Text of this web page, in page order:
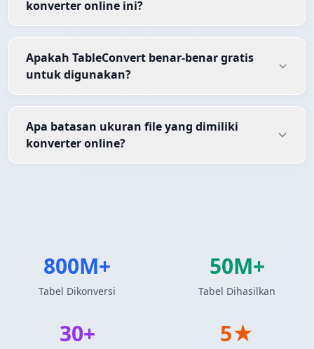
konverter online ini?
Apakah TableConvert benar-benar gratis
untuk digunakan?
Apa batasan ukuran file yang dimiliki
konverter online?
800M+
Tabel Dikonversi
50M+
Tabel Dihasilkan
30+ 5★